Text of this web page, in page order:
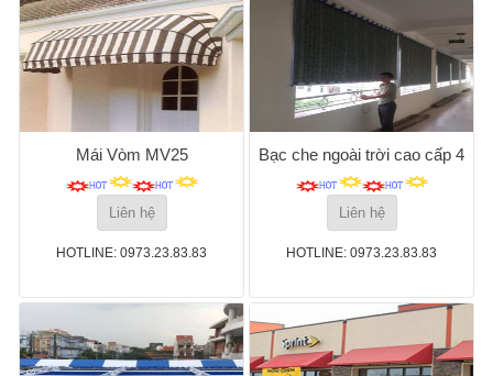
Mái Vòm MV25
Liên hệ
HOTLINE: 0973.23.83.83
Bạc che ngoài trời cao cấp 4
Liên hệ
HOTLINE: 0973.23.83.83